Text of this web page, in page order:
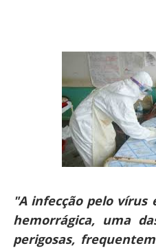
"A infecção pelo vírus
hemorrágica, uma
perigosas,